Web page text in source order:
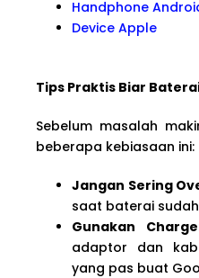
Handphone
Device Apple
Tips Praktis Biar
Sebelum masalah
beberapa kebiasaan ini:
Jangan Sering
saat baterai
Gunakan
adaptor dan
yang pas buat